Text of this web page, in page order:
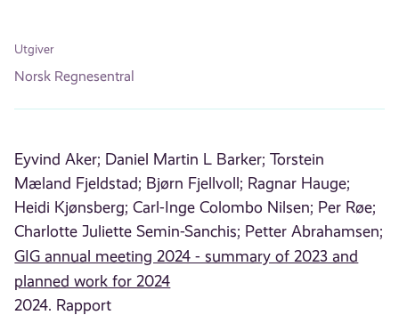
Utgiver
Norsk Regnesentral
Eyvind Aker; Daniel Martin L Barker; Torstein
Mæland Fjeldstad; Bjørn Fjellvoll; Ragnar Hauge;
Heidi Kjønsberg; Carl-Inge Colombo Nilsen; Per Røe;
Charlotte Juliette Semin-Sanchis; Petter Abrahamsen;
GIG annual meeting 2024 - summary of 2023 and
planned work for 2024
2024. Rapport